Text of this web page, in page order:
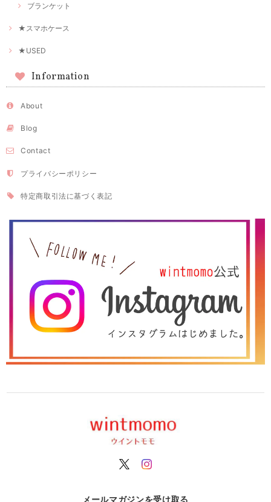
ブランケット
★スマホケース
★USED
Information
About
Blog
Contact
プライバシーポリシー
特定商取引法に基づく表記
メールマガジンを受け取る